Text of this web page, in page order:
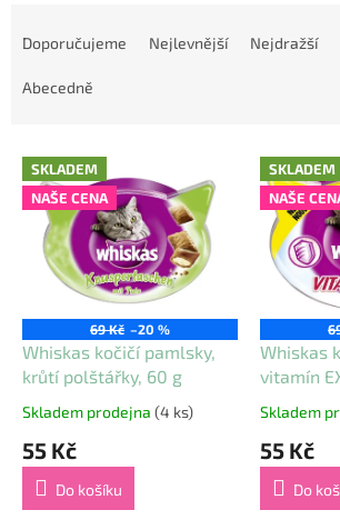
p
Doporučujeme Nejlevnější Nejdražší
Abecedně
V
p
SKLADEM
NAŠE CENA
69 Kč –20 %
Whiskas kočičí pamlsky,
krůtí polštářky, 60 g
Průměrné
produktu
5,0
Skladem prodejna (4 ks)
55 Kč
Do košíku
SKLADEM
NAŠE
Whiskas
vitamín
Průměrné
produktu
5,0
Skladem
55 Kč
Do